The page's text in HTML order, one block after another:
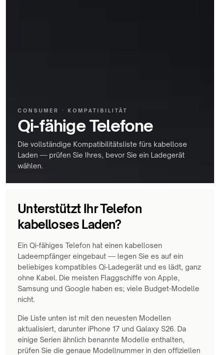
CONSUMER · KOMPATIBILITÄT
Qi-fähige Telefone
Die vollständige Kompatibilitätsliste fürs kabellose
Laden — prüfen Sie Ihres, bevor Sie ein Ladegerät
wählen.
Unterstützt Ihr Telefon
kabelloses Laden?
Ein Qi-fähiges Telefon hat einen kabellosen
Ladeempfänger eingebaut — legen Sie es auf ein
beliebiges kompatibles Qi-Ladegerät und es lädt, ganz
ohne Kabel. Die meisten Flaggschiffe von Apple,
Samsung und Google haben es; viele Budget-Modelle
nicht.
Die Liste unten ist mit den neuesten Modellen
aktualisiert, darunter iPhone 17 und Galaxy S26. Da
einige Serien ähnlich benannte Modelle enthalten,
prüfen Sie die genaue Modellnummer in den offiziellen